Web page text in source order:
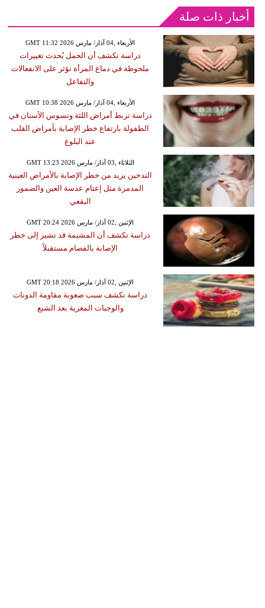
أخبار ذات صلة
GMT 11:32 2026 الأربعاء ,04 آذار/ مارس
دراسة تكشف أن الحمل يُحدث تغييرات
ملحوظة في دماغ المرأة تؤثر على الانفعالات
والتفاعل
GMT 10:38 2026 الأربعاء ,04 آذار/ مارس
دراسة تربط أمراض اللثة وتسوس الأسنان في
الطفولة بارتفاع خطر الإصابة بأمراض القلب
عند البلوغ
GMT 13:23 2026 الثلاثاء ,03 آذار/ مارس
التدخين يزيد من خطر الإصابة بالأمراض العينية
المدمرة مثل إعتام عدسة العين والضمور
البقعي
GMT 20:24 2026 الإثنين ,02 آذار/ مارس
دراسة تكشف أن المشيمة قد تشير إلى خطر
الإصابة بالفصام مستقبلاً
GMT 20:18 2026 الإثنين ,02 آذار/ مارس
دراسة تكشف سبب صعوبة مقاومة الدونات
والوجبات المغرية بعد الشبع